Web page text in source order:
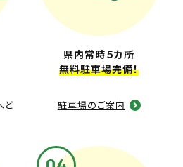
ど
県内常時５カ所
無料駐車場完備！
駐車場のご案内